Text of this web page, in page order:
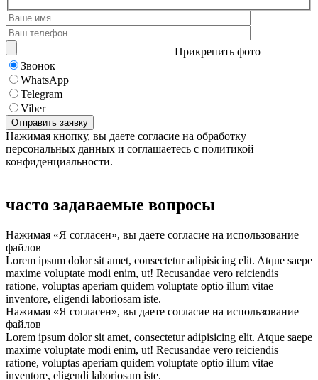
Прикрепить фото
Звонок
WhatsApp
Telegram
Viber
Нажимая кнопку, вы даете согласие на обработку
персональных данных и соглашаетесь с политикой
конфиденциальности.
часто задаваемые вопросы
Нажимая «Я согласен», вы даете согласие на использование
файлов
Lorem ipsum dolor sit amet, consectetur adipisicing elit. Atque saepe
maxime voluptate modi enim, ut! Recusandae vero reiciendis
ratione, voluptas aperiam quidem voluptate optio illum vitae
inventore, eligendi laboriosam iste.
Нажимая «Я согласен», вы даете согласие на использование
файлов
Lorem ipsum dolor sit amet, consectetur adipisicing elit. Atque saepe
maxime voluptate modi enim, ut! Recusandae vero reiciendis
ratione, voluptas aperiam quidem voluptate optio illum vitae
inventore, eligendi laboriosam iste.